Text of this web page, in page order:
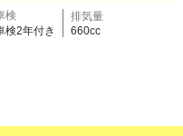
検
検2年付き
排気量
660cc